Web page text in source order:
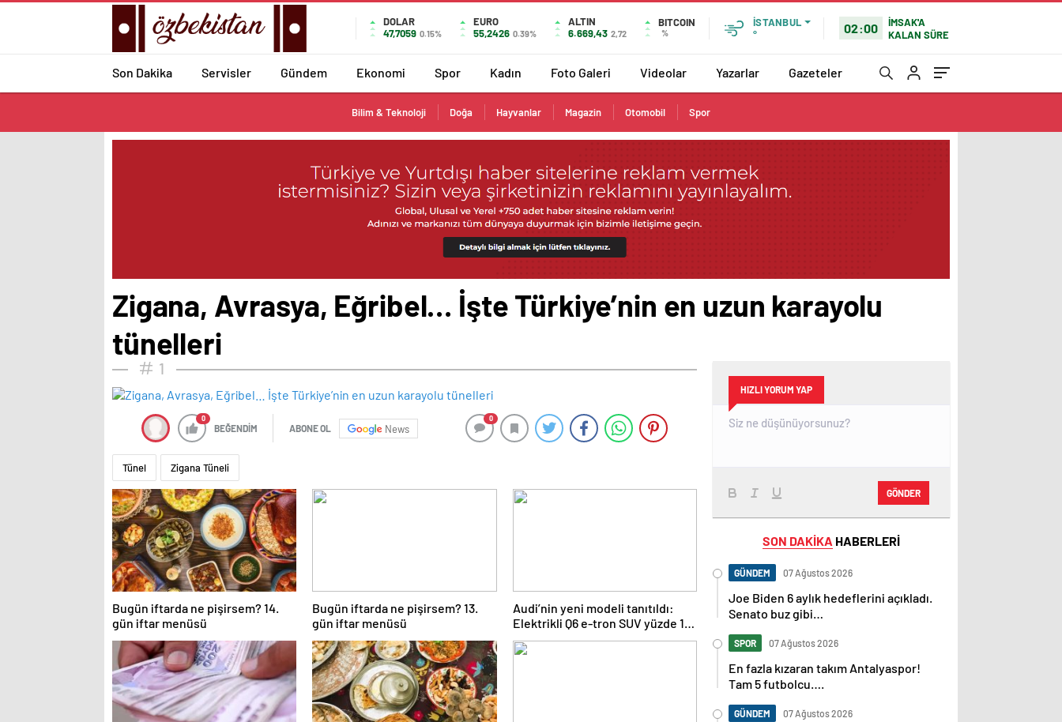
DOLAR
47,7059 0.15%
EURO
55,2426 0.39%
ALTIN
6.669,43 2,72
BITCOIN
%
İSTANBUL
°
02:00
İMSAK'A
KALAN SÜRE
Son Dakika Servisler Gündem Ekonomi Spor Kadın Foto Galeri Videolar Yazarlar Gazeteler
Bilim & Teknoloji Doğa Hayvanlar Magazin Otomobil Spor
Zigana, Avrasya, Eğribel… İşte Türkiye’nin en uzun karayolu
tünelleri
1
0
BEĞENDİM ABONE OL News
0
Tünel Zigana Tüneli
Bugün iftarda ne pişirsem? 14.
gün iftar menüsü
Bugün iftarda ne pişirsem? 13.
gün iftar menüsü
Audi’nin yeni modeli tanıtıldı:
Elektrikli Q6 e-tron SUV yüzde 15
fiyat avantajı ile geliyor…
HIZLI YORUM YAP
GÖNDER
SON DAKİKA HABERLERİ
GÜNDEM 07 Ağustos 2026
Joe Biden 6 aylık hedeflerini açıkladı.
Senato buz gibi…
SPOR 07 Ağustos 2026
En fazla kızaran takım Antalyaspor!
Tam 5 futbolcu….
GÜNDEM 07 Ağustos 2026